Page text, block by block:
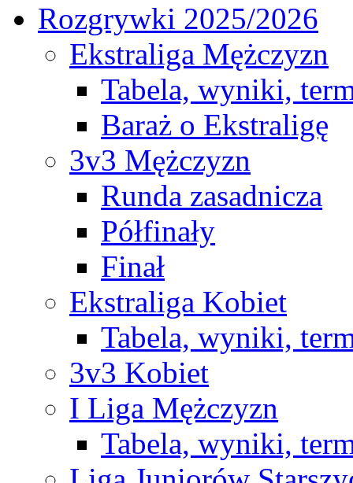
Rozgrywki 2025/2026
Ekstraliga Mężczyzn
Tabela, wyniki,
Baraż o Ekstraligę
3v3 Mężczyzn
Runda zasadnicza
Półfinały
Finał
Ekstraliga Kobiet
Tabela, wyniki,
3v3 Kobiet
I Liga Mężczyzn
Tabela, wyniki,